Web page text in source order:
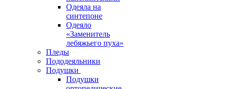
Одеяла на
синтепоне
Одеяло
«Заменитель
лебяжьего пуха»
Пледы
Пододеяльники
Подушки
Подушки